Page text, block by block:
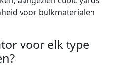
voor bulkmaterialen
voor elk type